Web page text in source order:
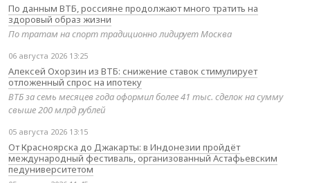
По данным ВТБ, россияне продолжают много тратить на
здоровый образ жизни
По тратам на спорт традиционно лидирует Москва
06 августа 2026 13:25
Алексей Охорзин из ВТБ: снижение ставок стимулирует
отложенный спрос на ипотеку
ВТБ за семь месяцев года оформил более 41 тыс. сделок на сумму
свыше 200 млрд рублей
05 августа 2026 13:15
От Красноярска до Джакарты: в Индонезии пройдёт
международный фестиваль, организованный Астафьевским
педуниверситетом